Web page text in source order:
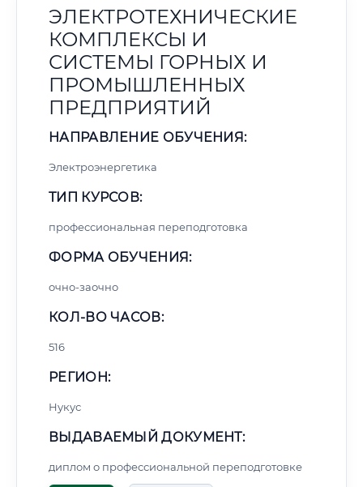
ЭЛЕКТРОТЕХНИЧЕСКИЕ
КОМПЛЕКСЫ И
СИСТЕМЫ ГОРНЫХ И
ПРОМЫШЛЕННЫХ
ПРЕДПРИЯТИЙ
НАПРАВЛЕНИЕ ОБУЧЕНИЯ:
Электроэнергетика
ТИП КУРСОВ:
профессиональная переподготовка
ФОРМА ОБУЧЕНИЯ:
очно-заочно
КОЛ-ВО ЧАСОВ:
516
РЕГИОН:
Нукус
ВЫДАВАЕМЫЙ ДОКУМЕНТ:
диплом о профессиональной переподготовке